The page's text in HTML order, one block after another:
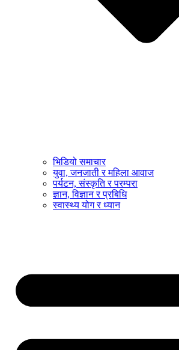
भिडियो समाचार
युवा, जनजाती र महिला आवाज
पर्यटन, संस्कृति र परम्परा
ज्ञान, विज्ञान र प्रबिधि
स्वास्थ्य योग र ध्यान